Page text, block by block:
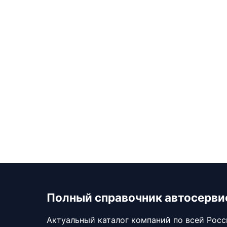
Полный справочник
Актуальный каталог компаний по всей